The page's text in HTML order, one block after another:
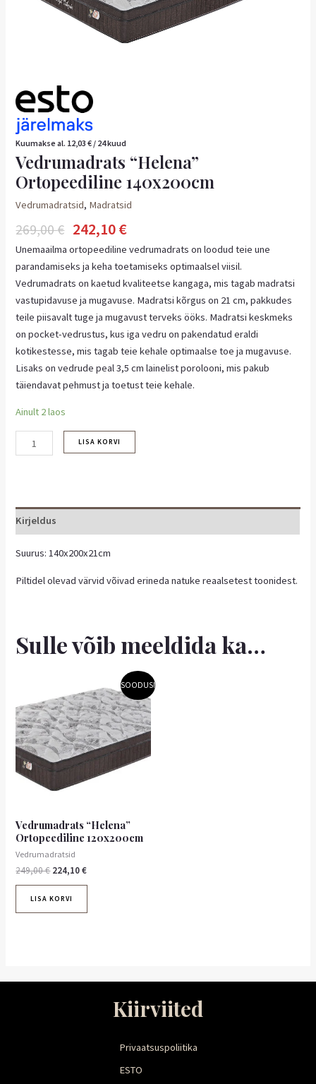
Kuumakse al. 12,03€ / 24 kuud
Vedrumadrats “Helena”
Ortopeediline 140x200cm
Vedrumadratsid, Madratsid
269,00€ 242,10€
Unemaailma ortopeediline vedrumadrats on loodud teie une
parandamiseks ja keha toetamiseks optimaalsel viisil.
Vedrumadrats on kaetud kvaliteetse kangaga, mis tagab madratsi
vastupidavuse ja mugavuse. Madratsi kõrgus on 21 cm, pakkudes
teile piisavalt tuge ja mugavust terveks ööks. Madratsi keskmeks
on pocket-vedrustus, kus iga vedru on pakendatud eraldi
kotikestesse, mis tagab teie kehale optimaalse toe ja mugavuse.
Lisaks on vedrude peal 3,5 cm lainelist porolooni, mis pakub
täiendavat pehmust ja toetust teie kehale.
Ainult 2 laos
LISA KORVI
Kirjeldus
Suurus: 140x200x21cm
Piltidel olevad värvid võivad erineda natuke reaalsetest toonidest.
Sulle võib meeldida ka…
SOODUS!
Vedrumadrats “Helena”
Ortopeediline 120x200cm
Vedrumadratsid
249,00€
hind
oli:
249,00 €.
224,10€
Praegune
hind
on:
224,10 €.
LISA KORVI
Kiirviited
Privaatsuspoliitika
ESTO